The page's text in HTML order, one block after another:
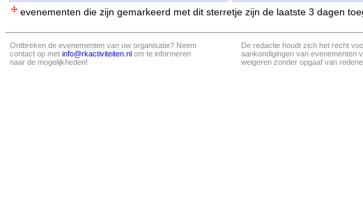
evenementen die zijn gemarkeerd met dit sterretje zijn de laatste 3 dagen
Ontbreken de evenementen van uw organisatie? Neem
contact op met info@rkactiviteiten.nl om te informeren
naar de mogelijkheden!
De redactie houdt zich het recht
aankondigingen van evenementen
weigeren zonder opgaaf van